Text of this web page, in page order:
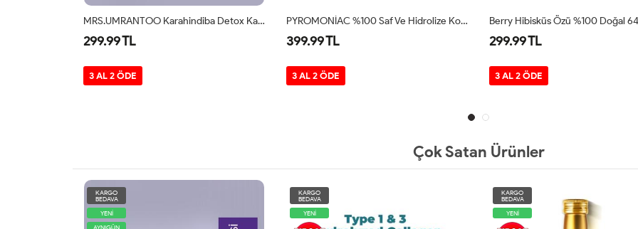
PYROMONİAC %100 Saf Ve Hidrolize Kolajen Tip1 Ve Tip3 30 SAŞE
399.99 TL
3 AL 2 ÖDE
Berry Hibisküs Özü %100 Doğal 640 Gr
299.99 TL
3 AL 2 ÖDE
299.99 TL
3 AL 2 ÖDE
Çok Satan Ürünler
YENİ